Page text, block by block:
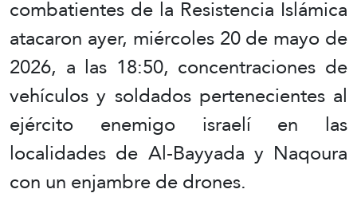
combatientes de la Resistencia Islámica
atacaron ayer, miércoles 20 de mayo de
2026, a las 18:50, concentraciones de
vehículos y soldados pertenecientes al
ejército enemigo israelí en las
localidades de Al-Bayyada y Naqoura
con un enjambre de drones.